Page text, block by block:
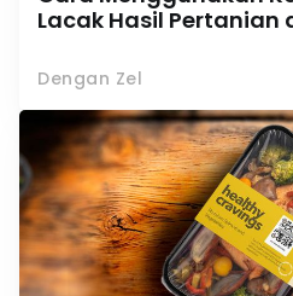
Lacak Hasil Pertanian
Dengan Zel